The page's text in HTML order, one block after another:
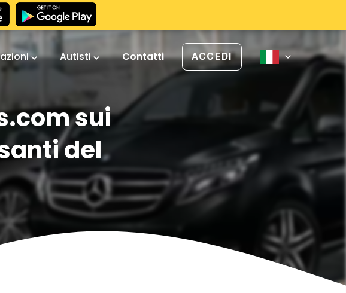
Autisti Contatti ACCEDI
sui
del